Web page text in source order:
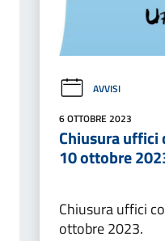
AVVISI
6 OTTOBRE 2023
Chiusura
10 ottobre
Chiusura uffici
ottobre 2023.